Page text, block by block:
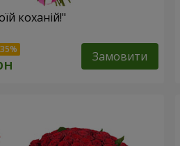
коханій!"
Замовити